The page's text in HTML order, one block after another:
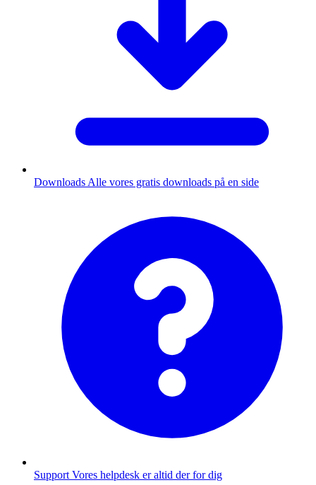
Downloads Alle vores gratis downloads på en side
Support Vores helpdesk er altid der for dig